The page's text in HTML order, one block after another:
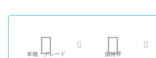
車種・グレード 価格帯